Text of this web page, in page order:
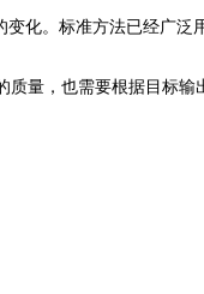
。标准方法已经广泛
量，也需要根据目标输